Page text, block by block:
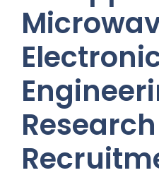
Research